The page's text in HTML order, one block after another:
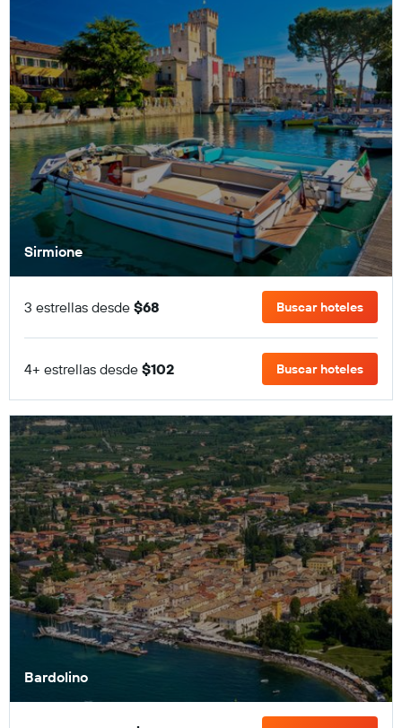
Sirmione
3 estrellas desde $68 Buscar hoteles
4+ estrellas desde $102 Buscar hoteles
Bardolino